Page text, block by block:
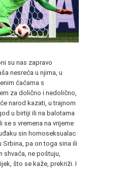
su nas zapravo
nesreća u njima, u
ćaćama s
za dolično i nedolično,
narod kazati, u trajnom
u birtiji ili na balotama
se s vremena na vrijeme
sin homoseksualac
Srbina, pa on toga sina ili
shvaća, ne poštuju,
što se kaže, prekriži. I